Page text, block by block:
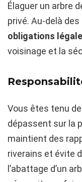
Élaguer un arbre
privé. Au-delà
obligations
voisinage et la
Vous êtes tenu
dépassent sur la
maintient des
riverains et évite
l’abattage d’un